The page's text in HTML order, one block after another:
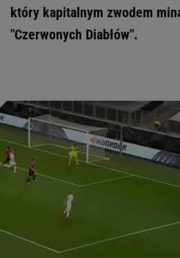
który kapitalnym zwodem
"Czerwonych Diabłów".